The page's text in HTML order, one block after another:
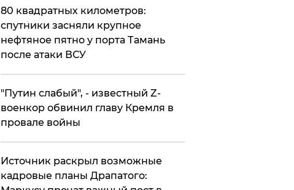
80 квадратных километров:
спутники засняли крупное
нефтяное пятно у порта Тамань
после атаки ВСУ
​"Путин слабый", - известный Z-
военкор обвинил главу Кремля в
провале войны
​Источник раскрыл возможные
кадровые планы Драпатого: